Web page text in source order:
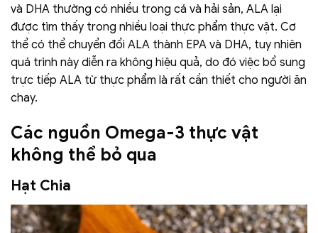
và DHA thường có nhiều trong cá và hải sản, ALA lại
được tìm thấy trong nhiều loại thực phẩm thực vật. Cơ
thể có thể chuyển đổi ALA thành EPA và DHA, tuy nhiên
quá trình này diễn ra không hiệu quả, do đó việc bổ sung
trực tiếp ALA từ thực phẩm là rất cần thiết cho người ăn
chay.
Các nguồn Omega-3 thực vật
không thể bỏ qua
Hạt Chia